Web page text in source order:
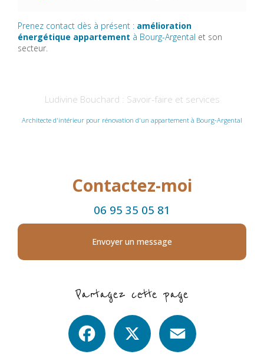
Prenez contact dès à présent : amélioration
énergétique appartement à Bourg-Argental et son
secteur.
Ludivine Bouchard : Savoir-faire et services
Architecte d'intérieur pour rénovation d'un appartement à Bourg-Argental
Contactez-moi
06 95 35 05 81
Envoyer un message
Partagez cette page
Facebook